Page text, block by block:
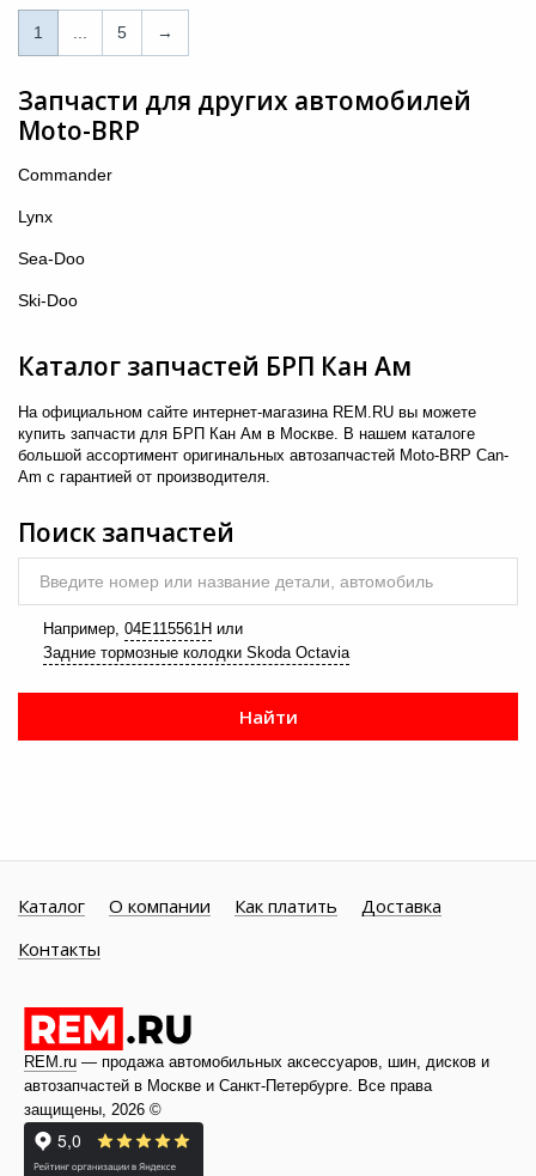
1
5
→
1 5 →
Запчасти для других автомобилей
Moto-BRP
Commander
Lynx
Sea-Doo
Ski-Doo
Каталог запчастей БРП Кан Ам
На официальном сайте интернет-магазина REM.RU вы можете
купить запчасти для БРП Кан Ам в Москве. В нашем каталоге
большой ассортимент оригинальных автозапчастей Moto-BRP Can-
Am с гарантией от производителя.
Поиск запчастей
Введите номер или название детали, автомобиль
Например, 04E115561H или
Задние тормозные колодки Skoda Octavia
Найти
Каталог О компании Как платить
Доставка
Контакты
REM.ru — продажа автомобильных аксессуаров, шин, дисков и
автозапчастей в Москве и Санкт-Петербурге. Все права
защищены, 2026 ©